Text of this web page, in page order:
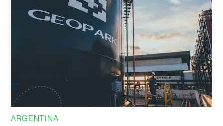
ARGENTINA